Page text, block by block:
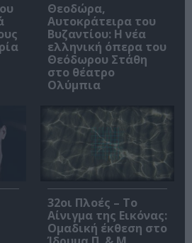
Θεοδώρα,
Αυτοκράτειρα του
Βυζαντίου: Η νέα
ελληνική όπερα του
Θεόδωρου Στάθη
στο θέατρο
Ολύμπια
32οι Πλοές – Το
Αίνιγμα της Εικόνας:
Ομαδική έκθεση στο